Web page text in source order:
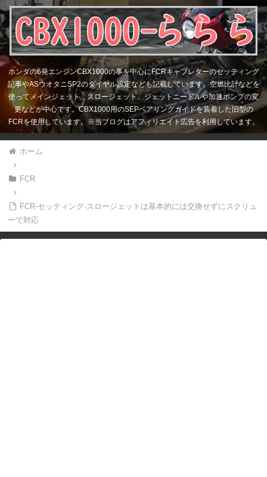
ホンダの6発エンジンCBX1000の事を中心にFCRキャブレターのセッティング
記事やASウオタニSP2のダイヤル設定なども記載しています。空燃比計などを
使ってメインジェット、スロージェット、ジェットニードルや加速ポンプの変
更などが中心です。CBX1000用のSEPベアリングガイドを装着した旧型の
FCRを使用しています。※当ブログはアフィリエイト広告を利用しています。
ホーム
FCR
FCR-セッティング-スロージェットは基本的には交換せずにスクリュ
ーで対応